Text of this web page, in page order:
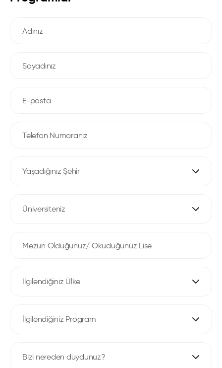
Yaşadığınız Şehir
Üniversiteniz
İlgilendiğiniz Ülke
İlgilendiğiniz Program
Bizi nereden duydunuz?